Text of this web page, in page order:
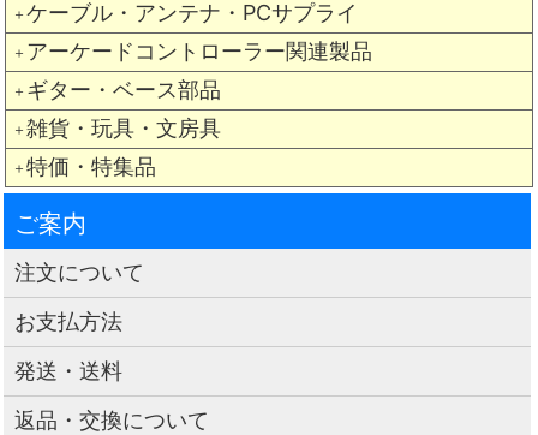
＋ ケーブル・アンテナ・PCサプライ
＋ アーケードコントローラー関連製品
＋ ギター・ベース部品
＋ 雑貨・玩具・文房具
＋ 特価・特集品
ご案内
注文について
お支払方法
発送・送料
返品・交換について